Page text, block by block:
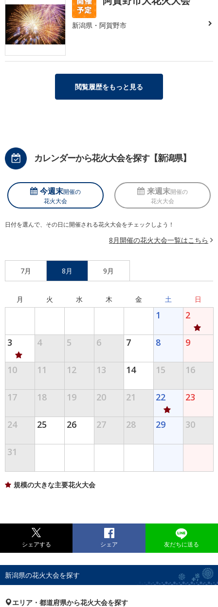
新潟県・阿賀野市
閲覧履歴をもっと見る
カレンダーから花火大会を探す【新潟県】
今週末開催の
花火大会
来週末開催の
花火大会
日付を選んで、その日に開催される花火大会をチェックしよう！
8月開催の花火大会一覧はこちら
7月 8月 9月
月 火 水 木 金 土 日
1 2
3 4 5 6 7 8 9
10 11 12 13 14 15 16
17 18 19 20 21 22 23
24 25 26 27 28 29 30
31
規模の大きな主要花火大会
シェアする シェア 友だちに送る
新潟県の花火大会を探す
エリア・都道府県から花火大会を探す